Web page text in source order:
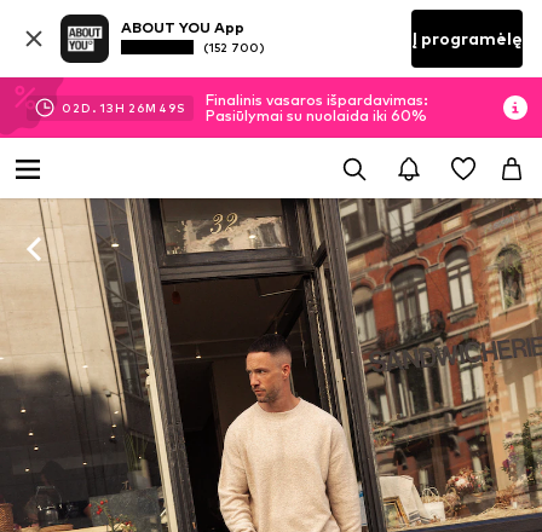
ABOUT YOU App
(152 700) Į programėlę
02D. 13H 26M 48S
Finalinis vasaros išpardavimas:
Pasiūlymai su nuolaida iki 60%